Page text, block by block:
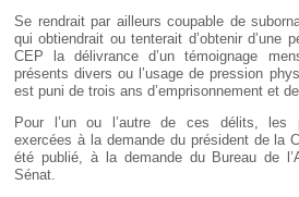
Se rendrait par ailleurs coupable de
qui obtiendrait ou tenterait d’obtenir d’une
CEP la délivrance d’un témoignage
présents divers ou l’usage de pression
est puni de trois ans d’emprisonnement et
Pour l’un ou l’autre de ces délits, les
exercées à la demande du président de la
été publié, à la demande du Bureau de
Sénat.